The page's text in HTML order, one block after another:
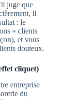
juge que
il
: le
» clients
et vous
douteux.
cliquet)
entreprise
du